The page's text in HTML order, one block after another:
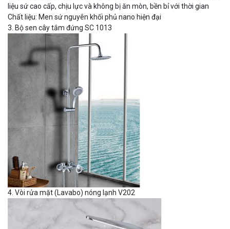
liệu sứ cao cấp, chịu lực và không bị ăn mòn, bền bỉ với thời gian
Chất liệu: Men sứ nguyên khối phủ nano hiện đại
3. Bộ sen cây tắm đứng SC 1013
4. Vòi rửa mặt (Lavabo) nóng lạnh V202